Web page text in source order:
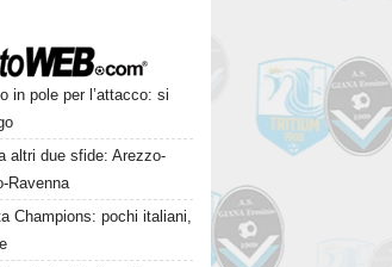
in pole per l’attacco: si
altri due sfide: Arezzo-
Ravenna
Champions: pochi italiani,